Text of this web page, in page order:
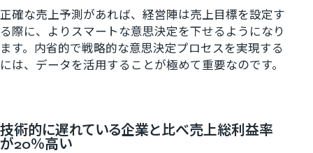
正確な売上予測があれば、経営陣は売上目標を設定す
る際に、よりスマートな意思決定を下せるようになり
ます。内省的で戦略的な意思決定プロセスを実現する
には、データを活用することが極めて重要なのです。
技術的に遅れている企業と比べ売上総利益率
が20％高い